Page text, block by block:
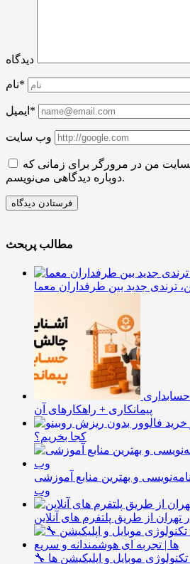
دیدگاه
نام*
ایمیل*
وب سایت
من در مرورگر برای زمانی که
دوباره دیدگاهی می‌نویسم.
مطالب پربحث
ترندی جدید بین طرفداران معما
چالش حسابداری
پیمانکاری + راهکارهای آن
کجا بخریم؟
و بهترین منابع آموزشی
وب
تهران از طریق پلتفرم های آنلاین
🔧 تعمیر لوازم خانگی با کمک تکنولوژی موبایل و اپلیکیشن ها